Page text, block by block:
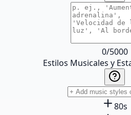
0/5000
Estilos Musicales y
80s